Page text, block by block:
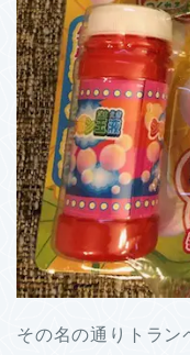
その名の通りトラン